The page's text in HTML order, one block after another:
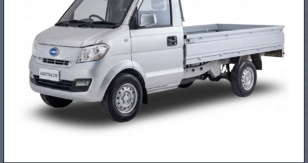
PNEUS